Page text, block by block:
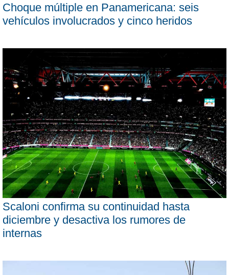
Choque múltiple en Panamericana: seis
vehículos involucrados y cinco heridos
Scaloni confirma su continuidad hasta
diciembre y desactiva los rumores de
internas